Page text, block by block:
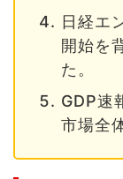
日経エ
開始を
た。
GDP速
市場全